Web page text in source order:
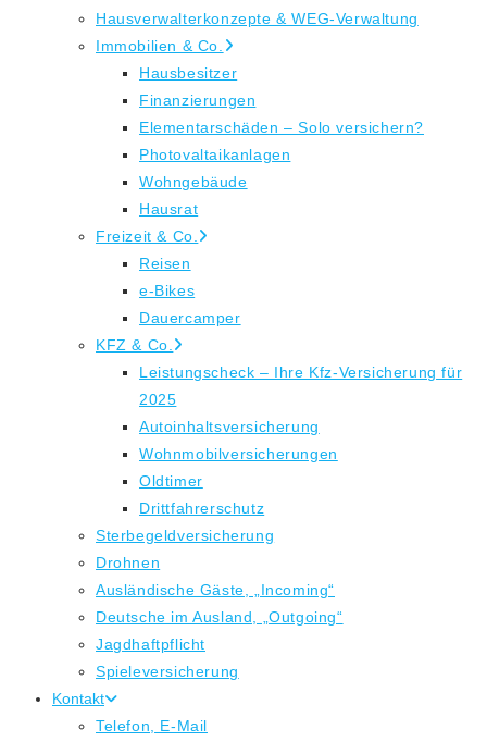
Hausverwalterkonzepte & WEG-Verwaltung
Immobilien & Co.
Hausbesitzer
Finanzierungen
Elementarschäden – Solo versichern?
Photovaltaikanlagen
Wohngebäude
Hausrat
Freizeit & Co.
Reisen
e-Bikes
Dauercamper
KFZ & Co.
Leistungscheck – Ihre Kfz-Versicherung für
2025
Autoinhaltsversicherung
Wohnmobilversicherungen
Oldtimer
Drittfahrerschutz
Sterbegeldversicherung
Drohnen
Ausländische Gäste, „Incoming“
Deutsche im Ausland, „Outgoing“
Jagdhaftpflicht
Spieleversicherung
Kontakt
Telefon, E-Mail